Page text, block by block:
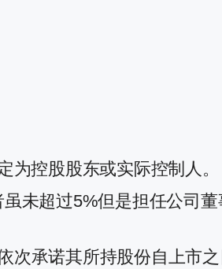
控股股东或实际控制人。
未超过5%但是担任公司
承诺其所持股份自上市